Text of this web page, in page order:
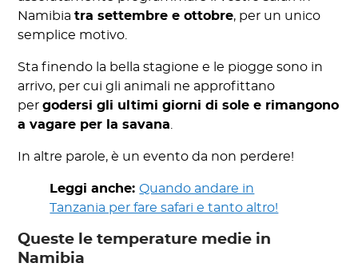
Namibiatra settembre e ottobre, per un unico
semplice motivo.
Sta finendo la bella stagione e le piogge sono in
arrivo, per cui gli animali ne approfittano
pergodersi gli ultimi giorni di sole e rimangono
a vagare per la savana
In altre parole, è un evento da non perdere!
Leggi anche:Quando andare in
Tanzania per fare safari e tanto altro!
Queste le temperature medie in
Namibia